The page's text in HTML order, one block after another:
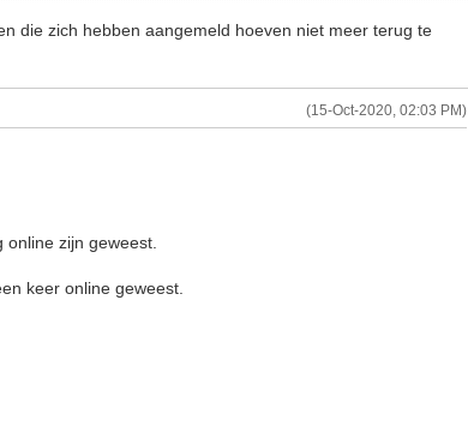
die zich hebben aangemeld hoeven niet meer terug te
(15-Oct-2020, 02:03 PM)
zijn geweest.
keer online geweest.